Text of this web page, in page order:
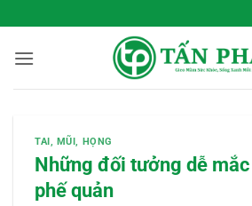
qua
nội
TAI, MŨI, HỌNG
Những đối tưởng dễ
phế quản